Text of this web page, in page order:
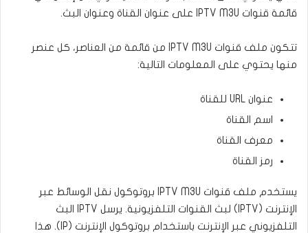
قائمة قنوات IPTV M3U على عنوان القناة وعنوان البث.
تتكون ملف قنوات IPTV M3U من قائمة من العناصر، كل عنصر
منها يحتوي على المعلومات التالية:
عنوان URL للقناة
اسم القناة
معرف القناة
رمز القناة
يستخدم ملف قنوات IPTV M3U بروتوكول نقل الوسائط عبر
الإنترنت (IPTV) لبث القنوات التلفزيونية. يرسل IPTV البث
التلفزيوني عبر الإنترنت باستخدام بروتوكول الإنترنت (IP). هذا